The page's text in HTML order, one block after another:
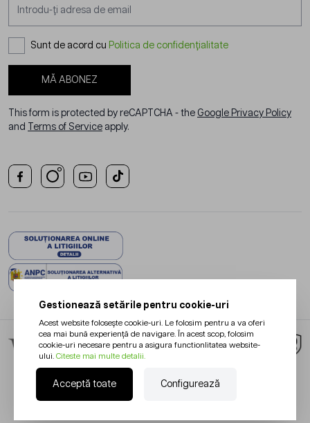
Sunt de acord cu Politica de confidențialitate
MĂ ABONEZ
This form is protected by reCAPTCHA - the Google Privacy Policy
and
Terms of Service apply.
Gestionează setările pentru cookie-uri
Acest website folosește cookie-uri. Le folosim pentru a va oferi
cea mai bună experiență de navigare. În acest scop, folosim
cookie-uri necesare pentru a asigura functionlitatea website-
ului. Citeste mai multe detalii.
Acceptă toate Configurează